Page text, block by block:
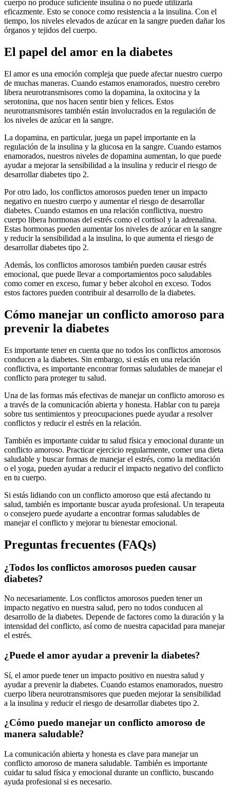
cuerpo no produce suficiente insulina o no puede utilizarla
eficazmente. Esto se conoce como resistencia a la insulina. Con el
tiempo, los niveles elevados de azúcar en la sangre pueden dañar los
órganos y tejidos del cuerpo.
El papel del amor en la diabetes
El amor es una emoción compleja que puede afectar nuestro cuerpo
de muchas maneras. Cuando estamos enamorados, nuestro cerebro
libera neurotransmisores como la dopamina, la oxitocina y la
serotonina, que nos hacen sentir bien y felices. Estos
neurotransmisores también están involucrados en la regulación de
los niveles de azúcar en la sangre.
La dopamina, en particular, juega un papel importante en la
regulación de la insulina y la glucosa en la sangre. Cuando estamos
enamorados, nuestros niveles de dopamina aumentan, lo que puede
ayudar a mejorar la sensibilidad a la insulina y reducir el riesgo de
desarrollar diabetes tipo 2.
Por otro lado, los conflictos amorosos pueden tener un impacto
negativo en nuestro cuerpo y aumentar el riesgo de desarrollar
diabetes. Cuando estamos en una relación conflictiva, nuestro
cuerpo libera hormonas del estrés como el cortisol y la adrenalina.
Estas hormonas pueden aumentar los niveles de azúcar en la sangre
y reducir la sensibilidad a la insulina, lo que aumenta el riesgo de
desarrollar diabetes tipo 2.
Además, los conflictos amorosos también pueden causar estrés
emocional, que puede llevar a comportamientos poco saludables
como comer en exceso, fumar y beber alcohol en exceso. Todos
estos factores pueden contribuir al desarrollo de la diabetes.
Cómo manejar un conflicto amoroso para
prevenir la diabetes
Es importante tener en cuenta que no todos los conflictos amorosos
conducen a la diabetes. Sin embargo, si estás en una relación
conflictiva, es importante encontrar formas saludables de manejar el
conflicto para proteger tu salud.
Una de las formas más efectivas de manejar un conflicto amoroso es
a través de la comunicación abierta y honesta. Hablar con tu pareja
sobre tus sentimientos y preocupaciones puede ayudar a resolver
conflictos y reducir el estrés en la relación.
También es importante cuidar tu salud física y emocional durante un
conflicto amoroso. Practicar ejercicio regularmente, comer una dieta
saludable y buscar formas de manejar el estrés, como la meditación
o el yoga, pueden ayudar a reducir el impacto negativo del conflicto
en tu cuerpo.
Si estás lidiando con un conflicto amoroso que está afectando tu
salud, también es importante buscar ayuda profesional. Un terapeuta
o consejero puede ayudarte a encontrar formas saludables de
manejar el conflicto y mejorar tu bienestar emocional.
Preguntas frecuentes (FAQs)
¿Todos los conflictos amorosos pueden causar
diabetes?
No necesariamente. Los conflictos amorosos pueden tener un
impacto negativo en nuestra salud, pero no todos conducen al
desarrollo de la diabetes. Depende de factores como la duración y la
intensidad del conflicto, así como de nuestra capacidad para manejar
el estrés.
¿Puede el amor ayudar a prevenir la diabetes?
Sí, el amor puede tener un impacto positivo en nuestra salud y
ayudar a prevenir la diabetes. Cuando estamos enamorados, nuestro
cuerpo libera neurotransmisores que pueden mejorar la sensibilidad
a la insulina y reducir el riesgo de desarrollar diabetes tipo 2.
¿Cómo puedo manejar un conflicto amoroso de
manera saludable?
La comunicación abierta y honesta es clave para manejar un
conflicto amoroso de manera saludable. También es importante
cuidar tu salud física y emocional durante un conflicto, buscando
ayuda profesional si es necesario.